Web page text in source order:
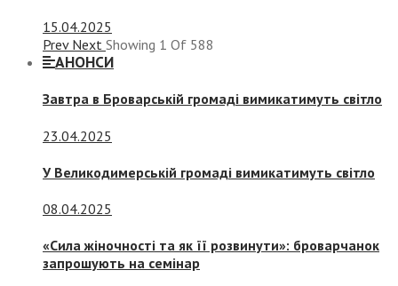
15.04.2025
Prev Next Showing 1 Of 588
АНОНСИ
Завтра в Броварській громаді вимикатимуть світло
23.04.2025
У Великодимерській громаді вимикатимуть світло
08.04.2025
«Сила жіночності та як її розвинути»: броварчанок
запрошують на семінар